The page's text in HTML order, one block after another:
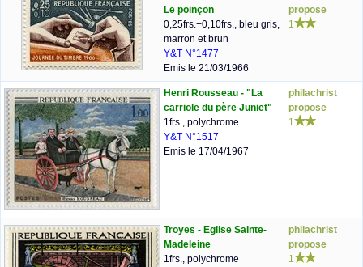
Le poinçon
0,25frs.+0,10frs., bleu gris,
marron et brun
Y&T N°1477
Emis le 21/03/1966
propose
1
Henri Rousseau - "La
carriole du père Juniet"
1frs., polychrome
Y&T N°1517
Emis le 17/04/1967
philachrist
propose
1
Troyes - Eglise Sainte-
Madeleine
1frs., polychrome
philachrist
propose
1